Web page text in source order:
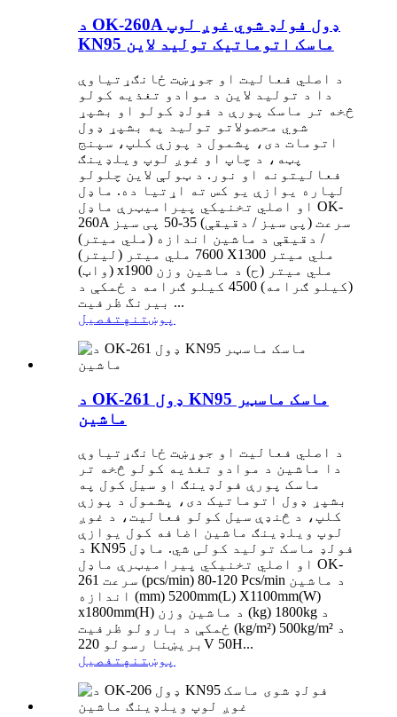
د OK-260A ډول فولډ شوي غوږ لوپ
KN95 ماسک اتوماتیک تولید لاین
د اصلي فعالیت او جوړښت ځانګړتیاوې
دا د تولید لاین د موادو تغذیه کولو
څخه تر ماسک پورې د فولډ کولو او بشپړ
شوي محصولاتو تولید په بشپړ ډول
اتومات دی، پشمول د پوزې کلپ، سپنج
پټه، د چاپ او غوږ لوپ ویلډینګ
فعالیتونه او نور. د ټولې لاین چلولو
لپاره یوازې یو کس ته اړتیا ده. ماډل
او اصلي تخنیکي پیرامیټرې ماډل OK-
260A سرعت (پی سیز / دقیقې) 35-50 پی سیز
/ دقیقې د ماشین اندازه (ملي میتر)
7600 ملي میتر (لیتر) X1300 ملي میتر
(واټ) x1900 ملي میتر (ح) د ماشین وزن
(کیلو ګرامه) 4500 کیلو ګرامه د ځمکې د
بیرنگ ظرفیت ...
پوښتنه تفصیل
د OK-261 ډول KN95 ماسک ماسټر
ماشین
د اصلي فعالیت او جوړښت ځانګړتیاوې
دا ماشین د موادو تغذیه کولو څخه تر
ماسک پورې فولډینګ او سیل کول په
بشپړ ډول اتوماتیک دی، پشمول د پوزې
کلپ، د څنډې سیل کولو فعالیت، د غوږ
لوپ ویلډینګ ماشین اضافه کول یوازې
د KN95 فولډ ماسک تولید کولی شي. ماډل
او اصلي تخنیکي پیرامیټرې ماډل OK-
261 سرعت (pcs/min) 80-120 Pcs/min د ماشین
اندازه (mm) 5200mm(L) X1100mm(W)
x1800mm(H) د ماشین وزن (kg) 1800kg د
ځمکې د بارولو ظرفیت (kg/m²) 500kg/m² د
بریښنا رسولو 220V 50H...
پوښتنه تفصیل